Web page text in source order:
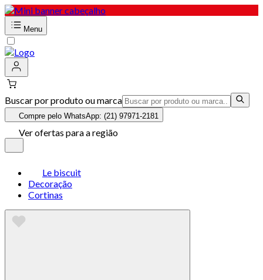
Menu
Buscar por produto ou marca
Compre pelo WhatsApp: (21) 97971-2181
Ver ofertas para a região
Le biscuit
Decoração
Cortinas